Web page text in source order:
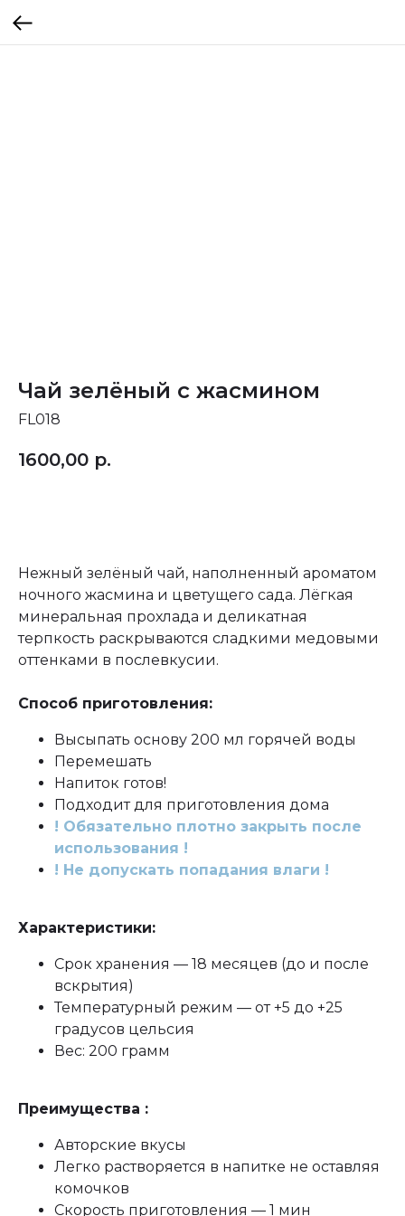
Чай зелёный с жасмином
FL018
1600,00 р.
Нежный зелёный чай, наполненный ароматом
ночного жасмина и цветущего сада. Лёгкая
минеральная прохлада и деликатная
терпкость раскрываются сладкими медовыми
оттенками в послевкусии.
Способ приготовления:
Высыпать основу 200 мл горячей воды
Перемешать
Напиток готов!
Подходит для приготовления дома
! Обязательно плотно закрыть после
использования !
! Не допускать попадания влаги !
Характеристики:
Срок хранения — 18 месяцев (до и после
вскрытия)
Температурный режим — от +5 до +25
градусов цельсия
Вес: 200 грамм
Преимущества :
Авторские вкусы
Легко растворяется в напитке не оставляя
комочков
Скорость приготовления — 1 мин